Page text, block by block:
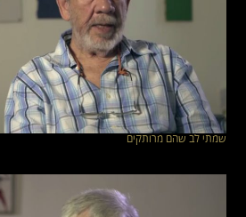
שמתי לב שהם מרותקים